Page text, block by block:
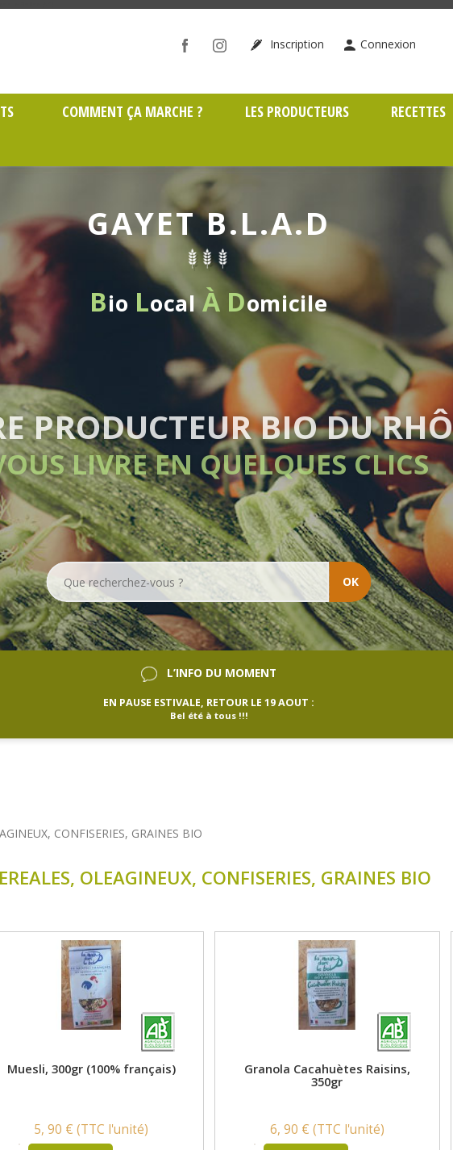
Inscription Connexion
COMMENT ÇA MARCHE ? LES PRODUCTEURS RECETTES
GAYET B.L.A.D
Bio LocalÀ Domicile
LIVRAISON
SANS ENGAGEMENT
OK
L’INFO DU MOMENT
EN PAUSE ESTIVALE, RETOUR LE 19 AOUT :
Bel été à tous !!!
CONFISERIES, GRAINES BIO
OLEAGINEUX, CONFISERIES, GRAINES BIO
Muesli, 300gr (100% français)
5, 90 € (TTC l'unité)
Granola Cacahuètes Raisins,
350gr
6, 90 € (TTC l'unité)